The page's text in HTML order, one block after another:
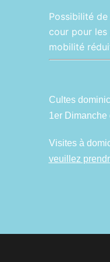
Possibilité
cour pour les
mobilité
Cultes
1er Dimanche
Visites à
veuillez